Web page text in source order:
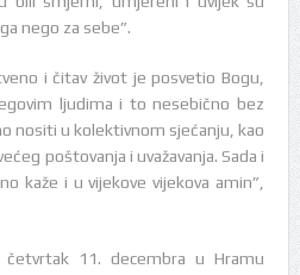
nego za sebe”.
i čitav život je posvetio Bogu,
ljudima i to nesebično bez
nositi u kolektivnom sjećanju, kao
poštovanja i uvažavanja. Sada i
kaže i u vijekove vijekova amin”,
11. decembra u Hramu